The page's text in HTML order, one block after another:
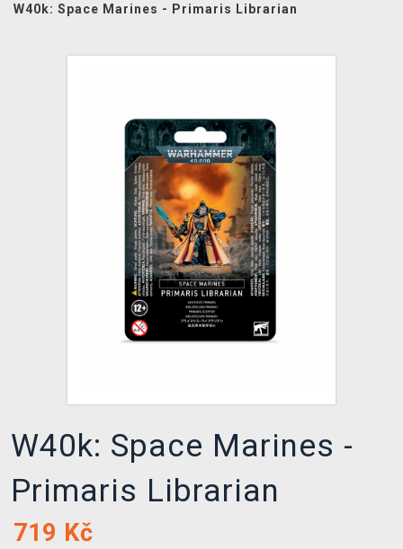
TCG & BOARDGAME HUB
VÝKUP HER (BAZAR)
W40k: Space Marines - Primaris Librarian
W40k: Space Marines -
Primaris Librarian
719 Kč